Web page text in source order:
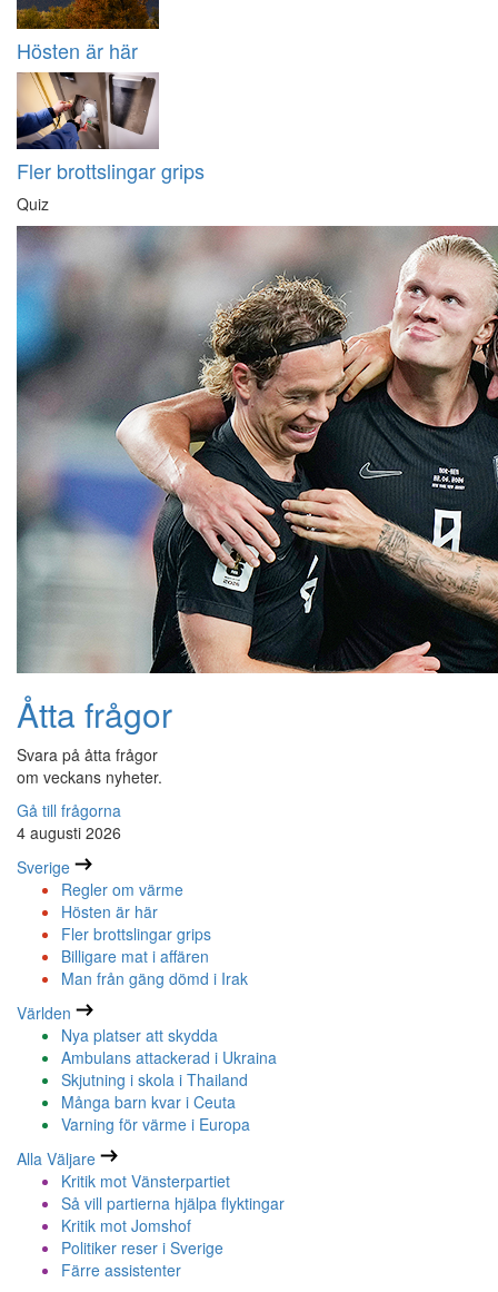
Hösten är här
Fler brottslingar grips
Quiz
Åtta frågor
Svara på åtta frågor
om veckans nyheter.
Gå till frågorna
4 augusti 2026
Sverige
Regler om värme
Hösten är här
Fler brottslingar grips
Billigare mat i affären
Man från gäng dömd i Irak
Världen
Nya platser att skydda
Ambulans attackerad i Ukraina
Skjutning i skola i Thailand
Många barn kvar i Ceuta
Varning för värme i Europa
Alla Väljare
Kritik mot Vänsterpartiet
Så vill partierna hjälpa flyktingar
Kritik mot Jomshof
Politiker reser i Sverige
Färre assistenter